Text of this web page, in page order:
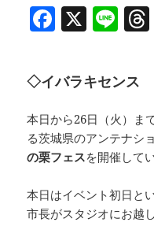
F
c
e
b
o
o
k
X Li
e
◇イバラキセンス
本日から26日（火）ま
る茨城県のアンテナシ
の栗フェスを開催して
本日はイベント初日と
市長がスタジオにお越